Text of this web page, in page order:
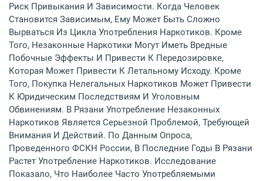
Риск Привыкания И Зависимости. Когда Человек
Становится Зависимым, Ему Может Быть Сложно
Вырваться Из Цикла Употребления Наркотиков. Кроме
Того, Незаконные Наркотики Могут Иметь Вредные
Побочные Эффекты И Привести К Передозировке,
Которая Может Привести К Летальному Исходу. Кроме
Того, Покупка Нелегальных Наркотиков Может Привести
К Юридическим Последствиям И Уголовным
Обвинениям. В Рязани Употребление Незаконных
Наркотиков Является Серьезной Проблемой, Требующей
Внимания И Действий. По Данным Опроса,
Проведенного ФСКН России, В Последние Годы В Рязани
Растет Употребление Наркотиков. Исследование
Показало, Что Наиболее Часто Употребляемыми